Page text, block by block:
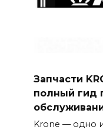
Запчасти
полный гид
Krone — одно